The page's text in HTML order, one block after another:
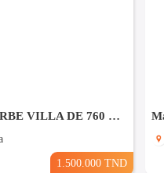
À VENDRE SUPERBE VILLA DE 760 m² À KHZEMA OUEST
1.500.000 TND